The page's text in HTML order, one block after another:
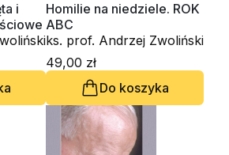
i
Homilie na niedziele. ROK
ABC
ks. prof. Andrzej Zwoliński
49,00 zł
Do koszyka